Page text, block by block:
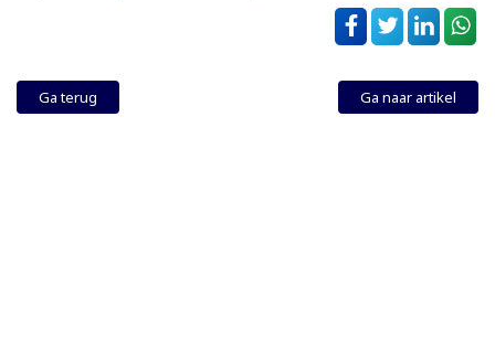
Ga terug Ga naar artikel